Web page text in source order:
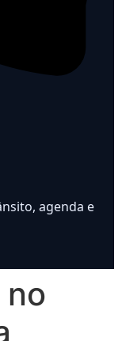
agenda e